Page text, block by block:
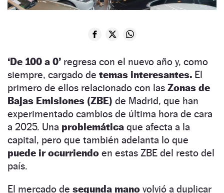
‘De 100 a 0’ regresa con el nuevo año y, como
siempre, cargado de temas interesantes. El
primero de ellos relacionado con las Zonas de
Bajas Emisiones (ZBE) de Madrid, que han
experimentado cambios de última hora de cara
a 2025. Una problemática que afecta a la
capital, pero que también adelanta lo que
puede ir ocurriendo en estas ZBE del resto del
país.
El mercado de segunda mano volvió a duplicar